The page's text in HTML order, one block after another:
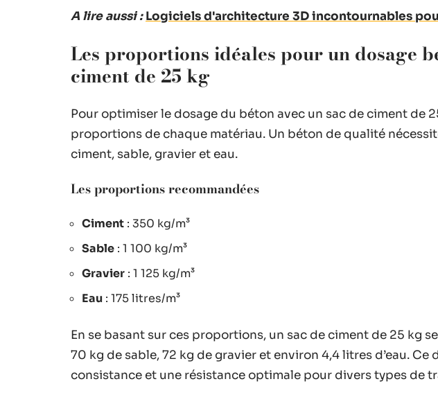
A lire aussi : Logiciels d'architecture 3D incontournables
Les proportions idéales pour un dosage
ciment de 25 kg
Pour optimiser le dosage du béton avec un sac de ciment de
proportions de chaque matériau. Un béton de qualité
ciment, sable, gravier et eau.
Les proportions recommandées
Ciment : 350 kg/m³
Sable : 1 100 kg/m³
Gravier : 1 125 kg/m³
Eau : 175 litres/m³
En se basant sur ces proportions, un sac de ciment de 25 kg
70 kg de sable, 72 kg de gravier et environ 4,4 litres d’eau.
consistance et une résistance optimale pour divers types de